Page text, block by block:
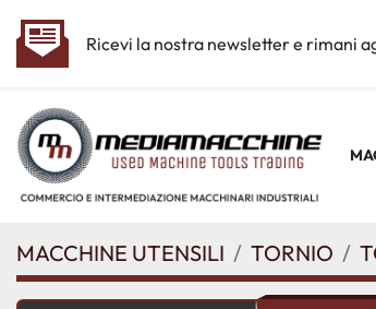
Ricevi la nostra newsletter e rimani
MACCHINE UTENSILI TORNIO